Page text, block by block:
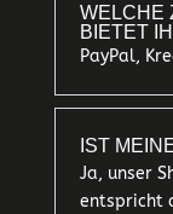
WELCHE
BIETET
PayPal,
IST
Ja, unser
entspricht